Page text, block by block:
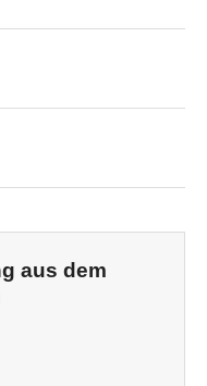
aus dem